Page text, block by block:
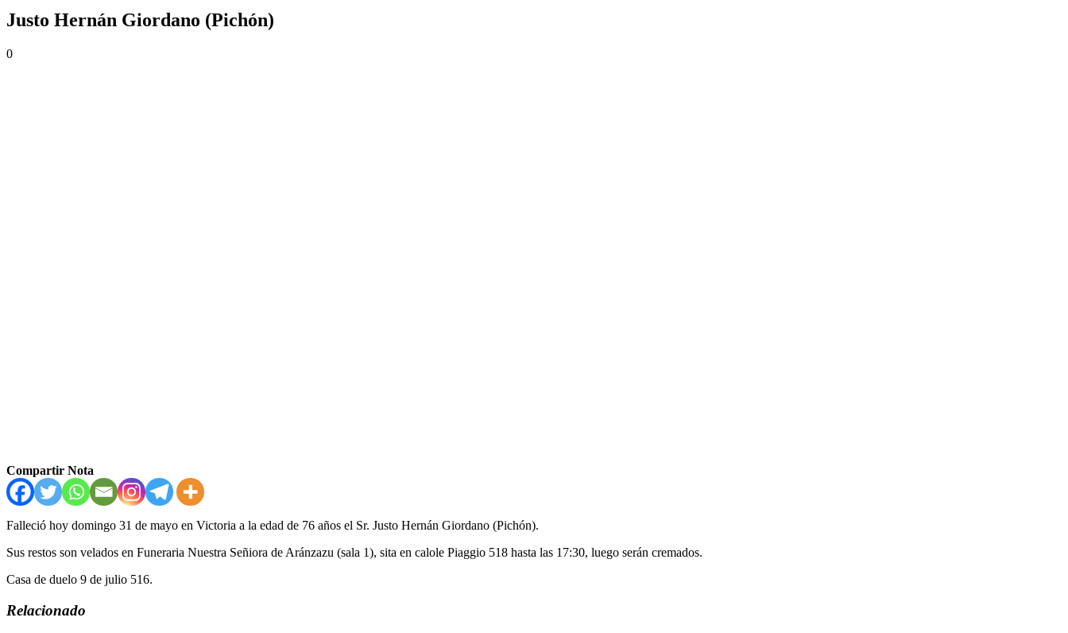
Justo Hernán Giordano (Pichón)
0
Compartir Nota
Falleció hoy domingo 31 de mayo en Victoria a la edad de 76 años el Sr. Justo Hernán Giordano (Pichón).
Sus restos son velados en Funeraria Nuestra Señiora de Aránzazu (sala 1), sita en calole Piaggio 518 hasta las 17:30, luego serán cremados.
Casa de duelo 9 de julio 516.
Relacionado